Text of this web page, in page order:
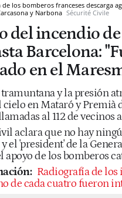
los bomberos franceses descarga
y Narbona Sécurité Civile
del incendio
Barcelona:
en el
y la presión
en Mataró y Premià
al 112 de vecinos
aclara que no hay
el 'president' de la
apoyo de los bomberos
Radiografía de los
de cada cuatro fueron